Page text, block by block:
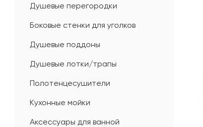
Душевые перегородки
Боковые стенки для уголков
Душевые поддоны
Душевые лотки/трапы
Полотенцесушители
Кухонные мойки
Аксессуары для ванной